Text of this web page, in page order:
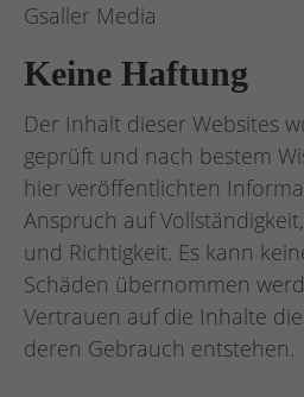
Gsaller Media
Keine Haftung
Der Inhalt dieser Websites
geprüft und nach bestem
hier veröffentlichten
Anspruch auf
und Richtigkeit. Es kann
Schäden übernommen
Vertrauen auf die Inhalte
deren Gebrauch entstehen.